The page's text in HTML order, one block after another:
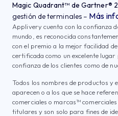
Magic Quadrant™ de Gartner®
gestión de terminales – Más
Applivery cuenta con la confianza
mundo, es reconocida
con el premio a la mejor facilidad
certificada como un excelente
confianza de los clientes como de
Todos los nombres de productos y
aparecen o a los que se hace
comerciales o marcas™
titulares y son solo para fines de